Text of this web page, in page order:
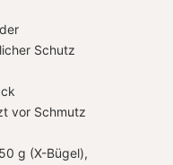
Schutz
vor Schmutz
g (X-Bügel),